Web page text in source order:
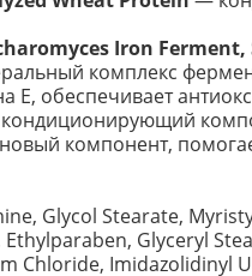
Iron
комплекс
обеспечивает
компонент,
Glycol Stearate,
Ethylparaben, Glyceryl
Chloride, Imidazolidinyl